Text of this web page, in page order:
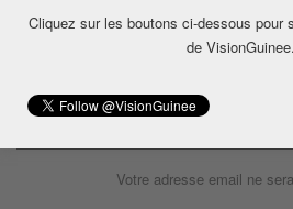
LAISSER UN COMMENTAIRE
Votre adresse email ne
Cliquez sur les boutons ci-dessous pour
de